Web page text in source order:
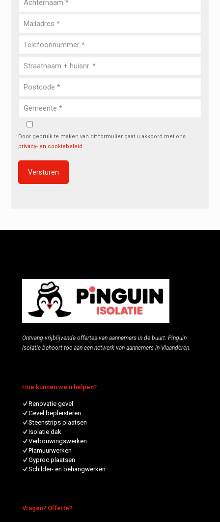
Door gebruik te maken van dit formulier gaat u akkoord met ons
privacy- en cookiebeleid .
Ontvang vrijblijvende offertes van aannemers in de buurt. Pinguin
Isolatie behoort toe aan een netwerk van aannemers in Vlaanderen.
Hoe kunnen we u helpen?
Renovatie gevel
Gevel bepleisteren
Steenstrips plaatsen
Isolatie dak
Verbouwingswerken
Plamuurwerken
Gyproc plaatsen
Schilder- en behangwerken
Vragen? Offerte?